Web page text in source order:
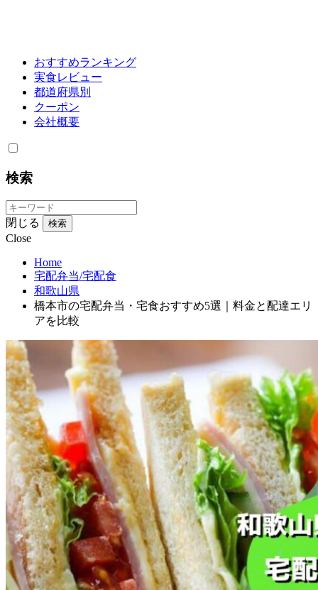
おすすめランキング
実食レビュー
都道府県別
クーポン
会社概要
検索
閉じる 検索
Close
Home
宅配弁当/宅配食
和歌山県
橋本市の宅配弁当・宅食おすすめ5選｜料金と配達エリ
アを比較